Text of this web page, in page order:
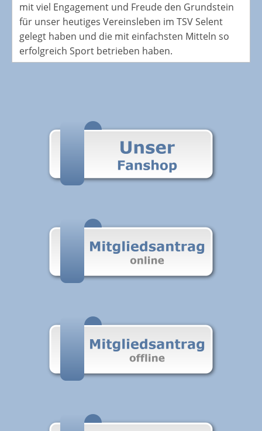
mit viel Engagement und Freude den Grundstein
für unser heutiges Vereinsleben im TSV Selent
gelegt haben und die mit einfachsten Mitteln so
erfolgreich Sport betrieben haben.